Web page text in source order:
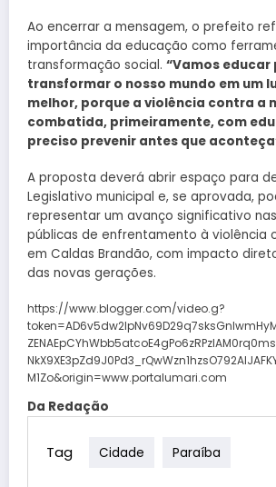
Ao encerrar a mensagem, o prefeito
importância da educação como
transformação social. “Vamos educar
transformar o nosso mundo em um
melhor, porque a violência contra a
combatida, primeiramente, com
preciso prevenir antes que
A proposta deverá abrir espaço para
Legislativo municipal e, se aprovada,
representar um avanço significativo
públicas de enfrentamento à violência
em Caldas Brandão, com impacto
das novas gerações.
https://www.blogger.com/video.g?
M1Zo&origin=www.portalumari.com
Da Redação
Tag Cidade Paraíba